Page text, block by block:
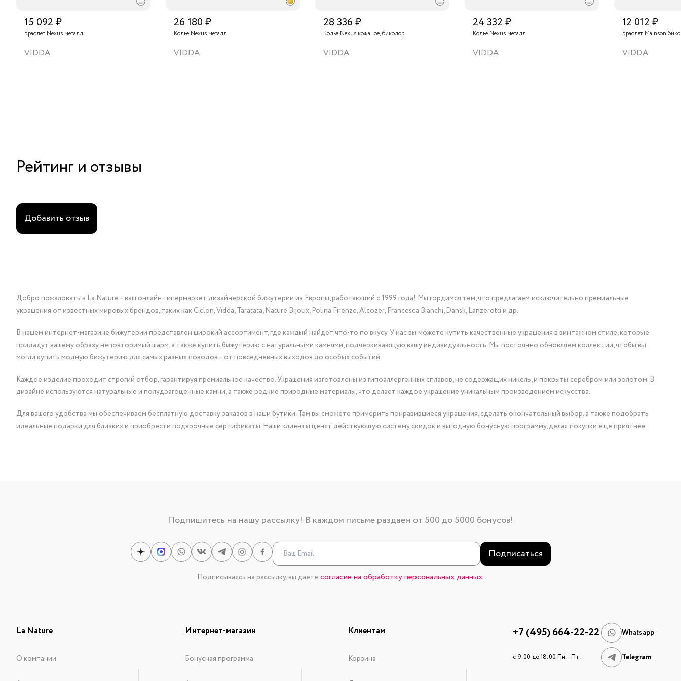
15 092 ₽
Браслет Nexus металл
VIDDA
26 180 ₽
Колье Nexus металл
VIDDA
28 336 ₽
Колье Nexus кожаное, биколор
VIDDA
24 332 ₽
Колье Nexus металл
VIDDA
12 012 ₽
Браслет Mainson
VIDDA
Рейтинг и отзывы
Добавить отзыв
Добро пожаловать в La Nature – ваш онлайн-гипермаркет дизайнерской бижутерии из Европы, работающий с 1999 года! Мы гордимся тем, что предлагаем исключительно премиальные
украшения от известных мировых брендов, таких как Ciclon, Vidda, Taratata, Nature Bijoux, Polina Firenze, Alcozer, Francesca Bianchi, Dansk, Lanzerotti и др.
В нашем интернет-магазине бижутерии представлен широкий ассортимент, где каждый найдет что-то по вкусу. У нас вы можете купить качественные украшения в винтажном стиле, которые
придадут вашему образу неповторимый шарм, а также купить бижутерию с натуральными камнями, подчеркивающую вашу индивидуальность. Мы постоянно обновляем коллекции, чтобы вы
могли купить модную бижутерию для самых разных поводов – от повседневных выходов до особых событий.
Каждое изделие проходит строгий отбор, гарантируя премиальное качество. Украшения изготовлены из гипоаллергенных сплавов, не содержащих никель, и покрыты серебром или золотом. В
дизайне используются натуральные и полудрагоценные камни, а также редкие природные материалы, что делает каждое украшение уникальным произведением искусства.
Для вашего удобства мы обеспечиваем бесплатную доставку заказов в наши бутики. Там вы сможете примерить понравившиеся украшения, сделать окончательный выбор, а также подобрать
идеальные подарки для близких и приобрести подарочные сертификаты. Наши клиенты ценят действующую систему скидок и выгодную бонусную программу, делая покупки еще приятнее.
Подпишитесь на нашу рассылку! В каждом письме раздаем от 500 до 5000 бонусов!
Подписаться
Подписываясь на рассылку, вы даете согласие на обработку персональных данных.
La Nature
О компании
Интернет-магазин
Бонусная программа
Клиентам
Корзина
+7 (495) 664-22-22 Whatsapp
c 9:00 до 18:00 Пн. - Пт. Telegram